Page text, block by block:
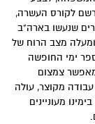
לקורס העשרה,
שנעשו בארה"ב
ומעלה מצב הרוח של
ימי החופשה
צמצום
מקוצר, עולה
מעוניינים